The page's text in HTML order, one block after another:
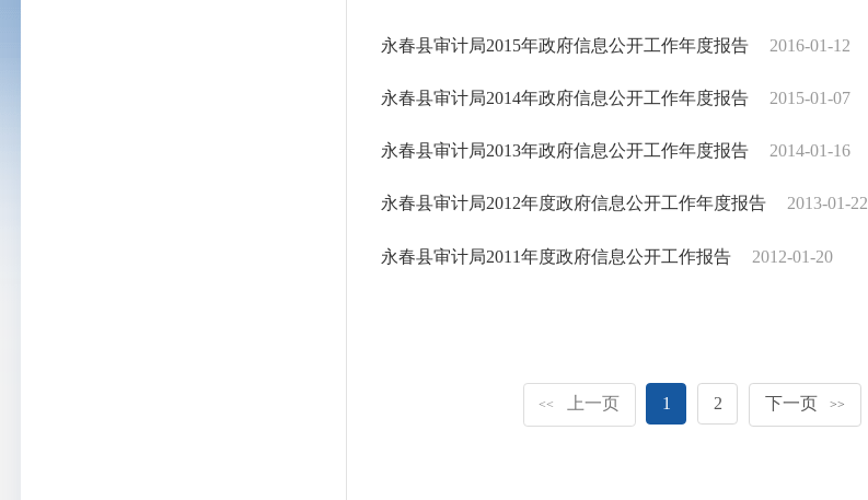
永春县审计局2015年政府信息公开工作年度报告 2016-01-12
永春县审计局2014年政府信息公开工作年度报告 2015-01-07
永春县审计局2013年政府信息公开工作年度报告 2014-01-16
永春县审计局2012年度政府信息公开工作年度报告 2013-01-22
永春县审计局2011年度政府信息公开工作报告 2012-01-20
<< 上一页 1 2 下一页 >>